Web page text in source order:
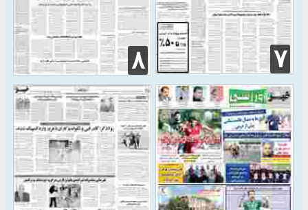
۷ ۸